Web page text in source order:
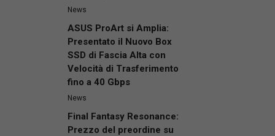
News
ASUS ProArt si Amplia:
Presentato il Nuovo Box
SSD di Fascia Alta con
Velocità di Trasferimento
fino a 40 Gbps
News
Final Fantasy Resonance:
Prezzo del preordine su